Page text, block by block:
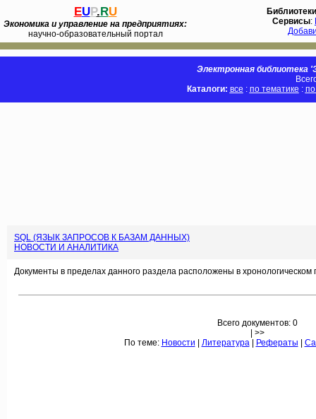
EUP.RU
Экономика и управление на предприятиях:
научно-образовательный портал
Библиотеки
Сервисы:
Электронная библиотека
Каталоги: все : по тематике :
SQL (ЯЗЫК ЗАПРОСОВ К БАЗАМ ДАННЫХ)
НОВОСТИ И АНАЛИТИКА
Документы в пределах данного раздела расположены в хронологическом
Всего документов: 0
| >>
По теме: Новости Литература| Рефераты